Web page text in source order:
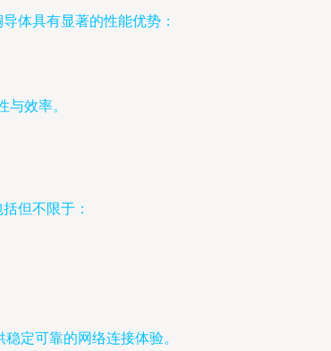
体具有显著的性能优势：
效率。
但不限于：
定可靠的网络连接体验。